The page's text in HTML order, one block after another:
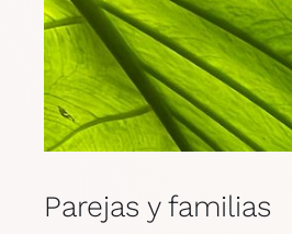
Parejas y familias